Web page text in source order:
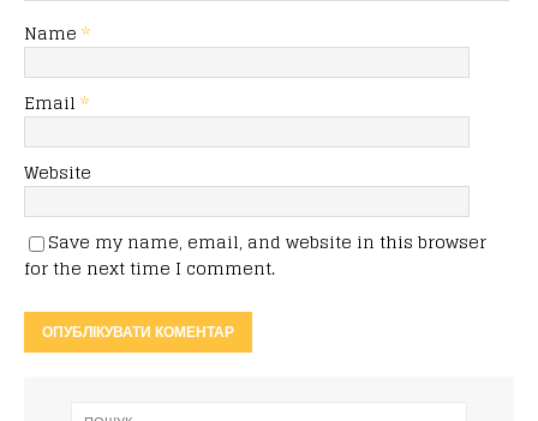
Name *
Email *
Website
Save my name, email, and website in this browser
for the next time I comment.